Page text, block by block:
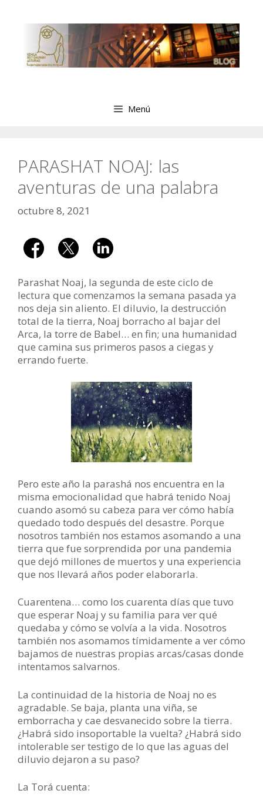
contenido
Menú
PARASHAT NOAJ: las
aventuras de una palabra
octubre 8, 2021
Parashat Noaj, la segunda de este ciclo de
lectura que comenzamos la semana pasada ya
nos deja sin aliento. El diluvio, la destrucción
total de la tierra, Noaj borracho al bajar del
Arca, la torre de Babel… en fin; una humanidad
que camina sus primeros pasos a ciegas y
errando fuerte.
Pero este año la parashá nos encuentra en la
misma emocionalidad que habrá tenido Noaj
cuando asomó su cabeza para ver cómo había
quedado todo después del desastre. Porque
nosotros también nos estamos asomando a una
tierra que fue sorprendida por una pandemia
que dejó millones de muertos y una experiencia
que nos llevará años poder elaborarla.
Cuarentena… como los cuarenta días que tuvo
que esperar Noaj y su familia para ver qué
quedaba y cómo se volvía a la vida. Nosotros
también nos asomamos tímidamente a ver cómo
bajamos de nuestras propias arcas/casas donde
intentamos salvarnos.
La continuidad de la historia de Noaj no es
agradable. Se baja, planta una viña, se
emborracha y cae desvanecido sobre la tierra.
¿Habrá sido insoportable la vuelta? ¿Habrá sido
intolerable ser testigo de lo que las aguas del
diluvio dejaron a su paso?
La Torá cuenta: